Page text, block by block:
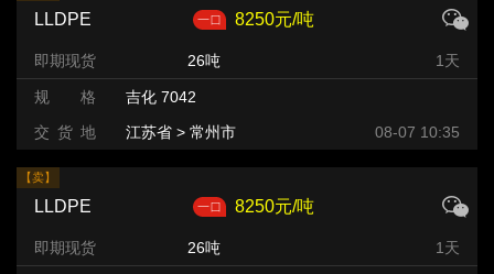
LLDPE 8250元/吨
即期现货 26吨 1天
规 格
吉化 7042
交 货 地
江苏省 > 常州市 08-07 10:35
【卖】
LLDPE 8250元/吨
即期现货 26吨 1天